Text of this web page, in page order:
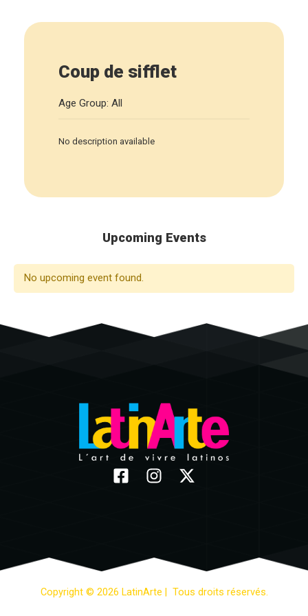
Coup de sifflet
Age Group: All
No description available
Upcoming Events
No upcoming event found.
Copyright © 2026 LatinArte | Tous droits réservés.